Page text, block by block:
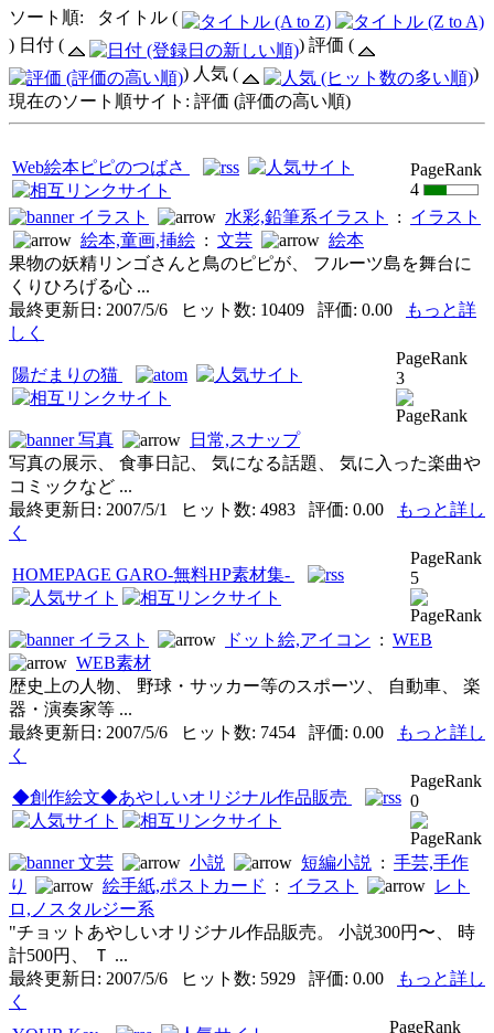
ソート順: タイトル (
) 日付 (
) 評価 (
) 人気 (
)
現在のソート順サイト: 評価 (評価の高い順)
Web絵本ピピのつばさ
PageRank
4
イラスト
水彩,鉛筆系イラスト : イラスト
絵本,童画,挿絵 : 文芸
絵本
果物の妖精リンゴさんと鳥のピピが、 フルーツ島を舞台に
くりひろげる心 ...
最終更新日: 2007/5/6 ヒット数: 10409 評価: 0.00
もっと詳
しく
陽だまりの猫
PageRank
3
写真
日常,スナップ
写真の展示、 食事日記、 気になる話題、 気に入った楽曲や
コミックなど ...
最終更新日: 2007/5/1 ヒット数: 4983 評価: 0.00
もっと詳し
く
HOMEPAGE GARO-無料HP素材集-
PageRank
5
イラスト ドット絵,アイコン : WEB
WEB素材
歴史上の人物、 野球・サッカー等のスポーツ、 自動車、 楽
器・演奏家等 ...
最終更新日: 2007/5/6 ヒット数: 7454 評価: 0.00
もっと詳し
く
◆創作絵文◆あやしいオリジナル作品販売
PageRank
0
文芸 小説 短編小説 : 手芸,手作
り
絵手紙,ポストカード : イラスト
レト
ロ,ノスタルジー系
"チョットあやしいオリジナル作品販売。 小説300円〜、 時
計500円、 Ｔ ...
最終更新日: 2007/5/6 ヒット数: 5929 評価: 0.00
もっと詳し
く
PageRank